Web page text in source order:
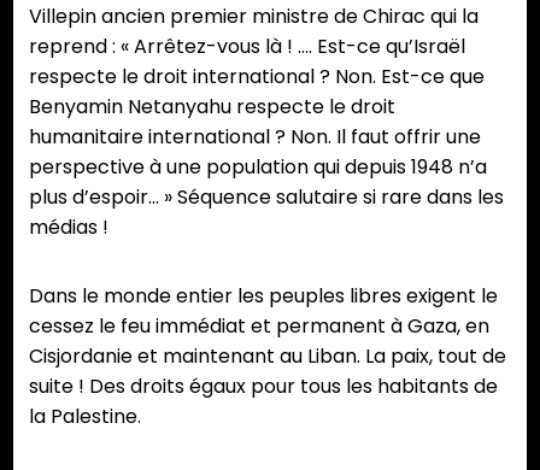
Villepin ancien premier ministre de Chirac qui la
reprend : « Arrêtez-vous là ! …. Est-ce qu’Israël
respecte le droit international ? Non. Est-ce que
Benyamin Netanyahu respecte le droit
humanitaire international ? Non. Il faut offrir une
perspective à une population qui depuis 1948 n’a
plus d’espoir… » Séquence salutaire si rare dans les
médias !
Dans le monde entier les peuples libres exigent le
cessez le feu immédiat et permanent à Gaza, en
Cisjordanie et maintenant au Liban. La paix, tout de
suite ! Des droits égaux pour tous les habitants de
la Palestine.